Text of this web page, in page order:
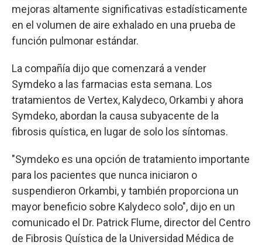
mejoras altamente significativas estadísticamente
en el volumen de aire exhalado en una prueba de
función pulmonar estándar.
La compañía dijo que comenzará a vender
Symdeko a las farmacias esta semana. Los
tratamientos de Vertex, Kalydeco, Orkambi y ahora
Symdeko, abordan la causa subyacente de la
fibrosis quística, en lugar de solo los síntomas.
"Symdeko es una opción de tratamiento importante
para los pacientes que nunca iniciaron o
suspendieron Orkambi, y también proporciona un
mayor beneficio sobre Kalydeco solo", dijo en un
comunicado el Dr. Patrick Flume, director del Centro
de Fibrosis Quística de la Universidad Médica de